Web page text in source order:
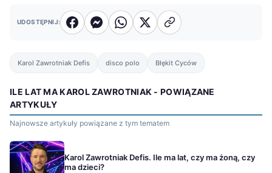
UDOSTĘPNIJ:
Karol Zawrotniak Defis disco polo Błękit Cyców
ILE LAT MA KAROL ZAWROTNIAK - POWIĄZANE
ARTYKUŁY
Najnowsze artykuły powiązane z tym tematem
Karol Zawrotniak Defis. Ile ma lat, czy ma żoną, czy
ma dzieci?